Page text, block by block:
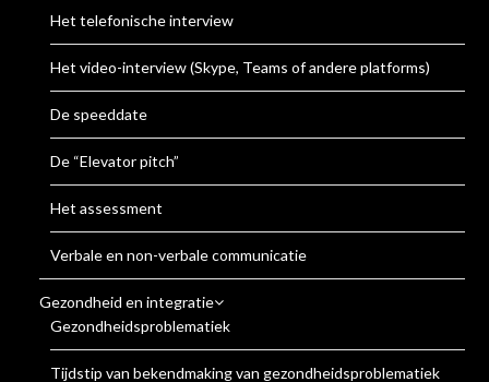
Het telefonische interview
Het video-interview (Skype, Teams of andere platforms)
De speeddate
De “Elevator pitch”
Het assessment
Verbale en non-verbale communicatie
Gezondheid en integratie
Gezondheidsproblematiek
Tijdstip van bekendmaking van gezondheidsproblematiek